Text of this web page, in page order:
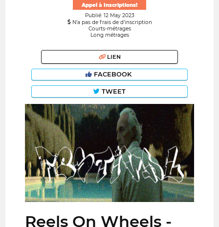
Appel à Inscriptions!
Publié: 12 May 2023
N’a pas de frais de d’inscription
Courts-métrages
Long métrages
LIEN
FACEBOOK
TWEET
Reels On Wheels -